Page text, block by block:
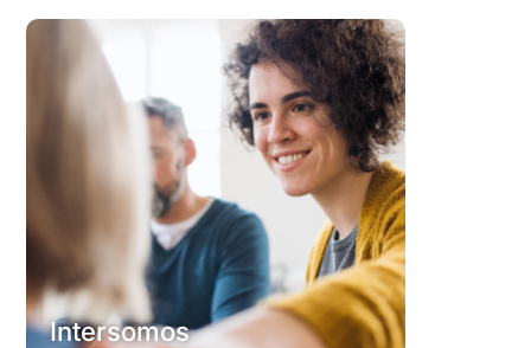
C
Fórum
O Fórum Nacional da Economia de Comunhão é um
evento anual que reúne pessoas das redes empresarial,
acadêmica, participantes dos projetos sociais e ambientais
da edc e demais interessados em dialogar sobre uma nova
forma de pensar e de fazer negócios: aquela ancorada em
uma cultura de encontro e de comunhão.
Conheça
Intersomos